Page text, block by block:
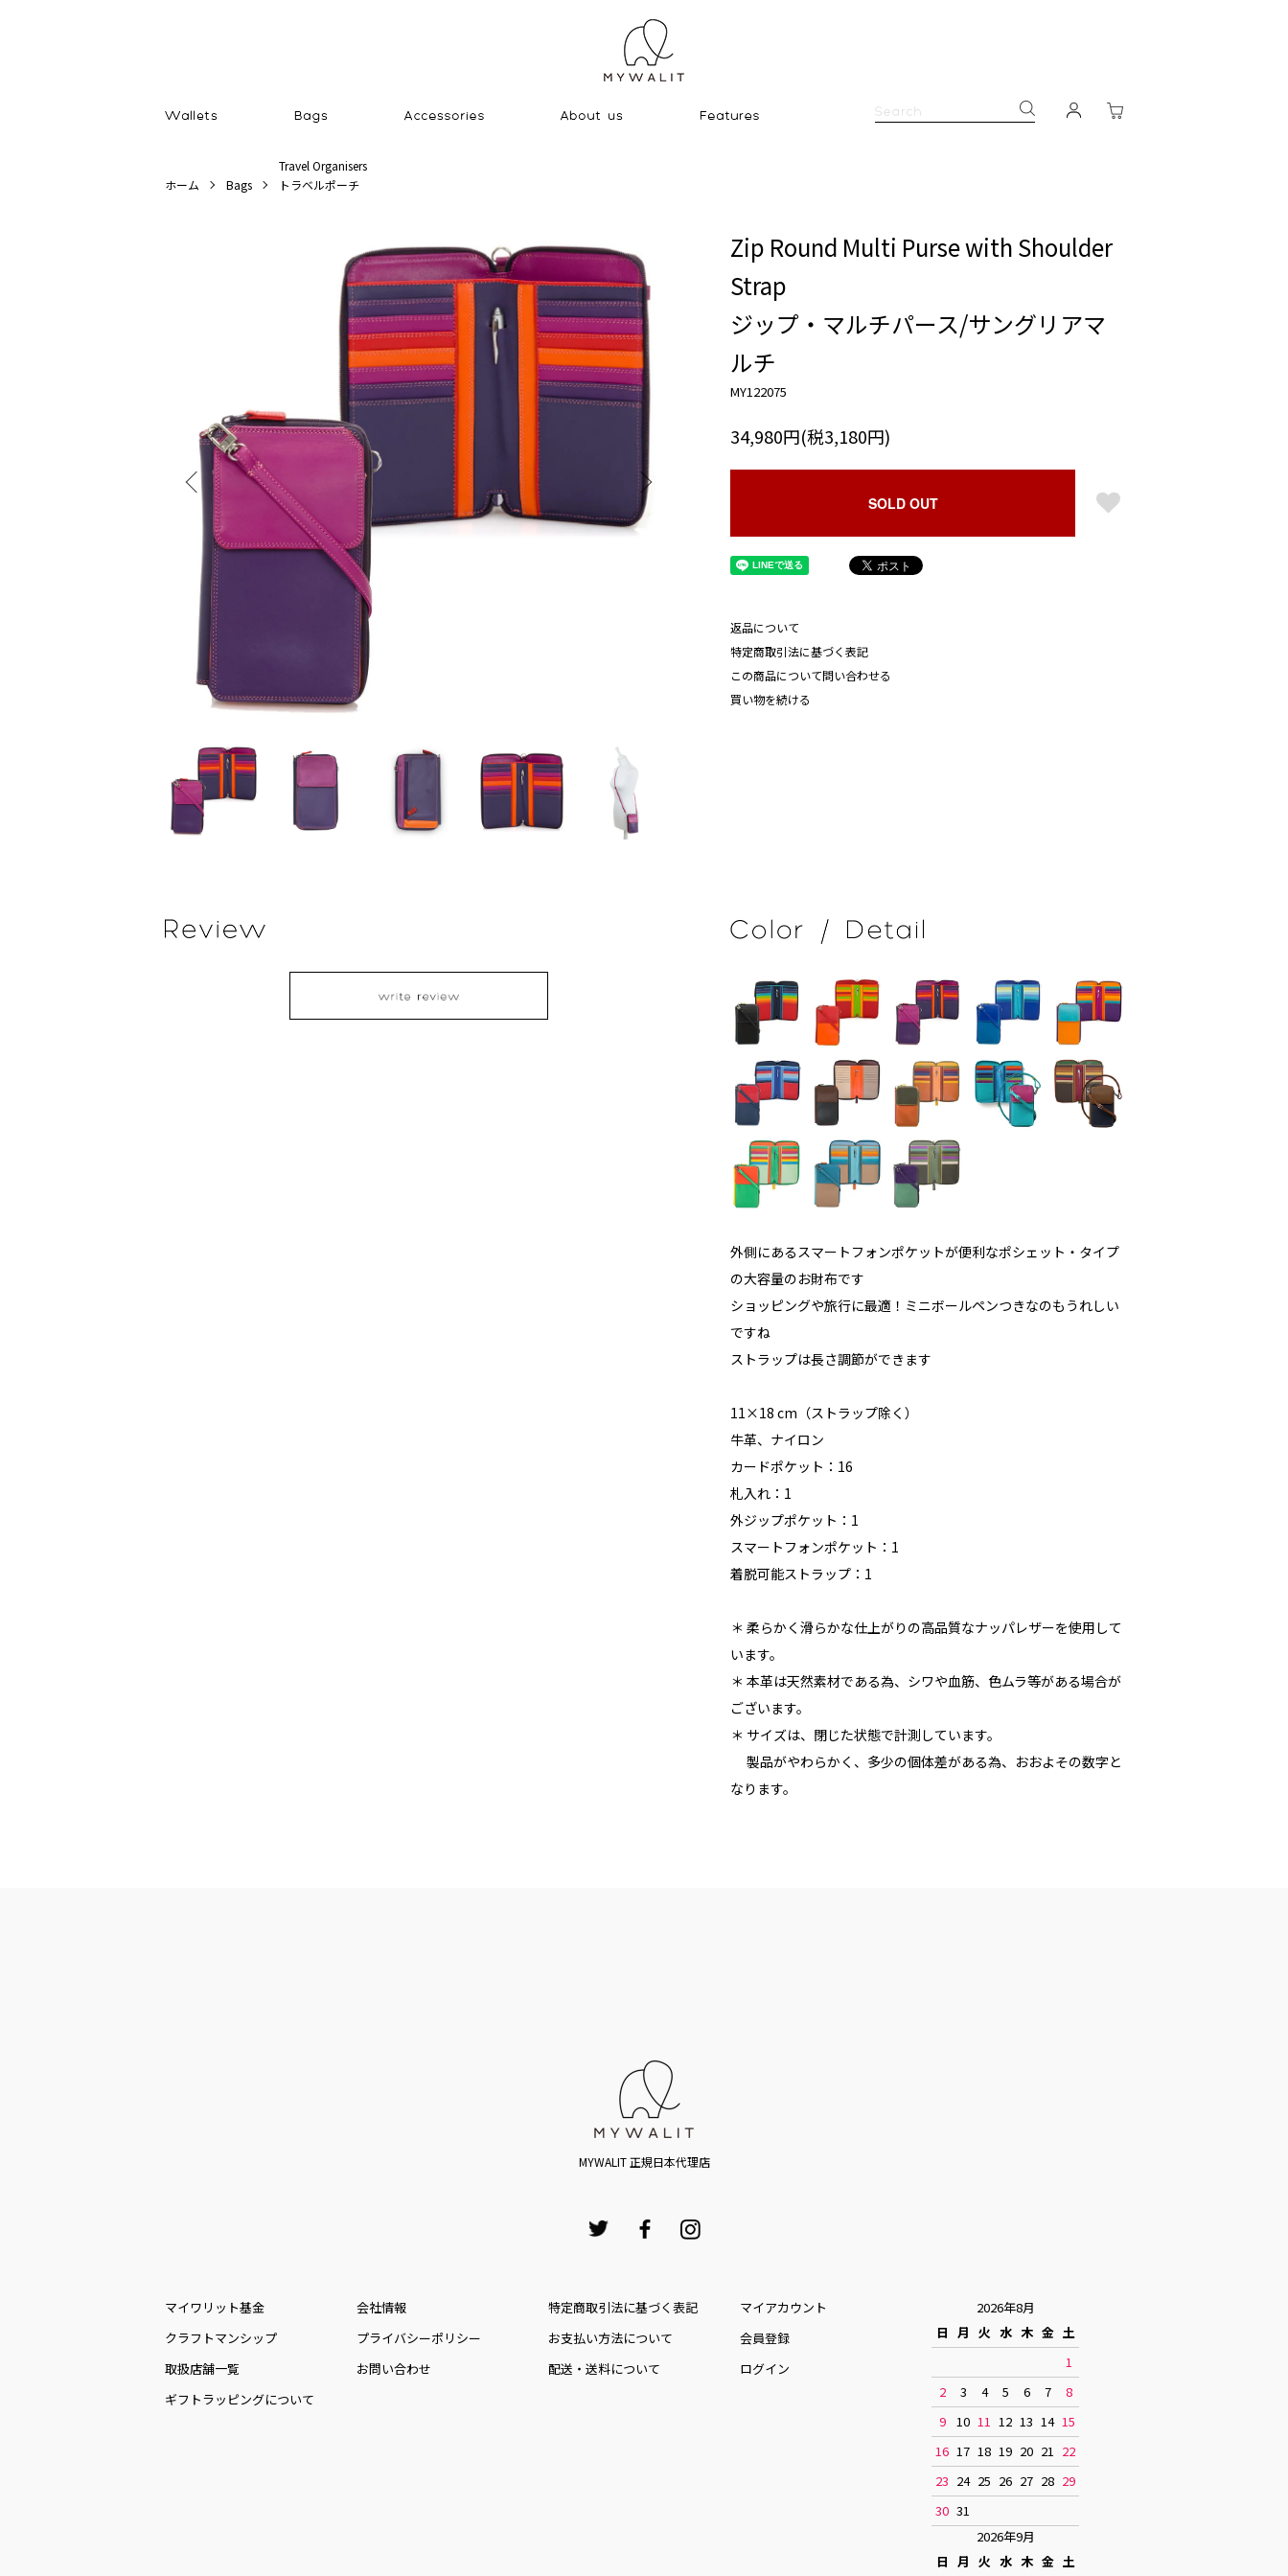
ホーム Bags
Travel Organisers
トラベルポーチ
Zip Round Multi Purse with Shoulder
Strap
ジップ・マルチパース/サングリアマ
ルチ
MY122075
34,980円(税3,180円)
SOLD OUT
返品について
特定商取引法に基づく表記
この商品について問い合わせる
買い物を続ける
外側にあるスマートフォンポケットが便利なポシェット・タイプ
の大容量のお財布です
ショッピングや旅行に最適！ミニボールペンつきなのもうれしい
ですね
ストラップは長さ調節ができます
11×18 cm（ストラップ除く）
牛革、ナイロン
カードポケット：16
札入れ：1
外ジップポケット：1
スマートフォンポケット：1
着脱可能ストラップ：1
＊ 柔らかく滑らかな仕上がりの高品質なナッパレザーを使用して
います。
＊ 本革は天然素材である為、シワや血筋、色ムラ等がある場合が
ございます。
＊ サイズは、閉じた状態で計測しています。
製品がやわらかく、多少の個体差がある為、おおよその数字と
なります。
MYWALIT 正規日本代理店
マイワリット基金
クラフトマンシップ
取扱店舗一覧
ギフトラッピングについて
会社情報
プライバシーポリシー
お問い合わせ
特定商取引法に基づく表記
お⽀払い⽅法について
配送・送料について
マイアカウント
会員登録
ログイン
2026年8月
日 月 火 水 木 金 土
1
2
3 4 5 6 7
8
9
10 11 12 13 14 15
16 17 18 19 20 21 22
23 24 25 26 27 28 29
30 31
2026年9月
日 月 火 水 木 金 土